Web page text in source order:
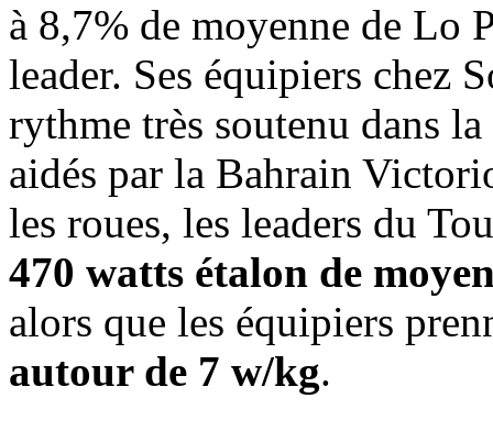
à 8,7% de moyenne de
leader. Ses équipiers chez
rythme très soutenu dans
aidés par la Bahrain
les roues, les leaders du
470 watts étalon de
alors que les équipiers
autour de 7 w/kg.